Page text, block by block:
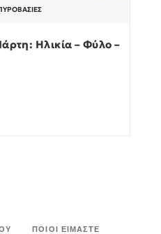
Ηλικία – Φύλο –
ΠΟΙΟΙ ΕΊΜΑΣΤΕ